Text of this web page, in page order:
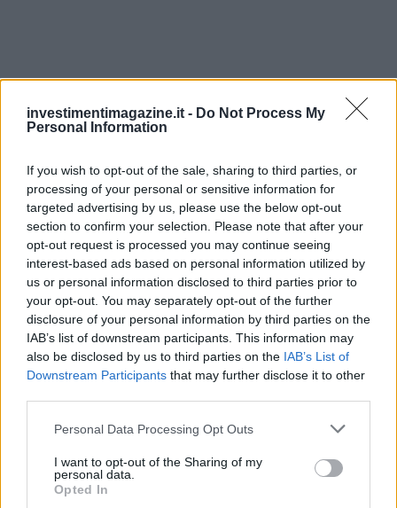
investimentimagazine.it - Do Not Process My
Personal Information
If you wish to opt-out of the sale, sharing to third parties, or
processing of your personal or sensitive information for
targeted advertising by us, please use the below opt-out
section to confirm your selection. Please note that after your
opt-out request is processed you may continue seeing
interest-based ads based on personal information utilized by
us or personal information disclosed to third parties prior to
your opt-out. You may separately opt-out of the further
disclosure of your personal information by third parties on the
IAB’s list of downstream participants. This information may
also be disclosed by us to third parties on the IAB’s List of
Downstream Participants that may further disclose it to other
Please note that this website/app uses one or more Google
not limited to your visit or usage behaviour. You may click to
grant or deny consent to Google and its third-party tags to
use your data for below specified purposes in below Google
Personal Data Processing Opt Outs
I want to opt-out of the Sharing of my
personal data.
Opted In
Continua a leggere
CRIPTOVALUTE
XRP Ledger, Bitcoin e le sanzioni USA: gli sviluppi chiave del 8